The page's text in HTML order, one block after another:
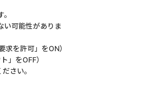
い可能性がありま
を許可」をON）
」をOFF）
さい。